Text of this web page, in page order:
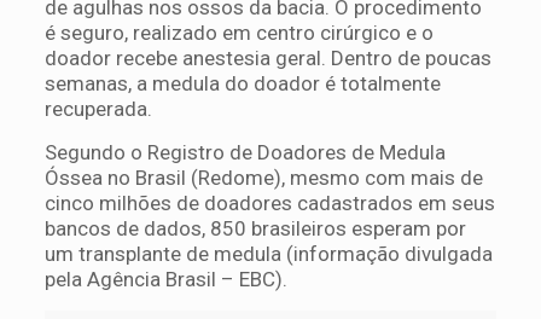
de agulhas nos ossos da bacia. O procedimento
é seguro, realizado em centro cirúrgico e o
doador recebe anestesia geral. Dentro de poucas
semanas, a medula do doador é totalmente
recuperada.
Segundo o Registro de Doadores de Medula
Óssea no Brasil (Redome), mesmo com mais de
cinco milhões de doadores cadastrados em seus
bancos de dados, 850 brasileiros esperam por
um transplante de medula (informação divulgada
pela Agência Brasil – EBC).